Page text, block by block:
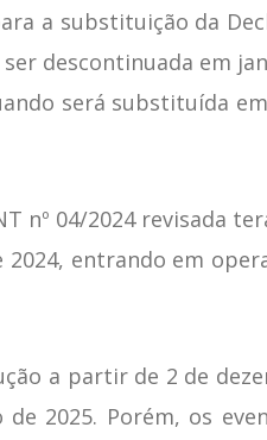
a substituição da
descontinuada em
será substituída
nº 04/2024 revisada
entrando em
a partir de 2 de
2025. Porém, os